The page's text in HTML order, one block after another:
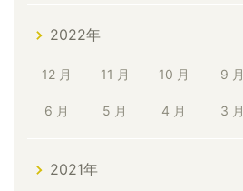
2022年
12 月 11 月 10 月 9 月
6 月 5 月 4 月 3 月
2021年